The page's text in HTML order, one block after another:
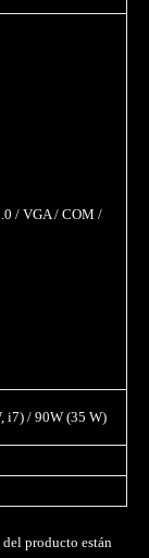
/ VGA / COM /
i7) / 90W (35 W)
producto están